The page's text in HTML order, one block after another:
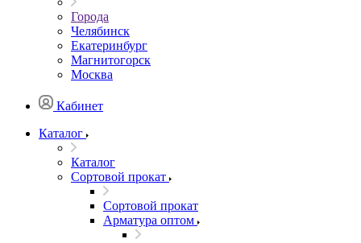
Города
Челябинск
Екатеринбург
Магнитогорск
Москва
Кабинет
Каталог
Каталог
Сортовой прокат
Сортовой прокат
Арматура оптом